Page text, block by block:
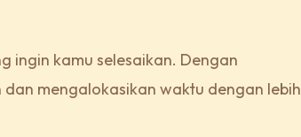
ingin kamu selesaikan. Dengan
mengalokasikan waktu dengan lebih